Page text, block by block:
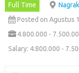
c
e
b
t
t
a
t
s
n
k
e
Full Time
Posted on Agustus
4.800.000 -
Salary: 4.800.000 -